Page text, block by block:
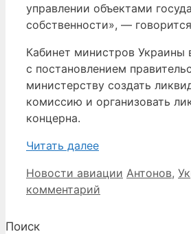
управлении объектами
собственности», —
Кабинет министров Украины
с постановлением
министерству создать
комиссию и организовать
концерна.
Читать далее
Рубрики
Новости авиации Метки
Антонов,
комментарий
Поиск